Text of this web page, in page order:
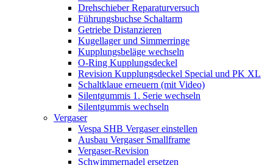
Drehschieber Reparaturversuch
Führungsbuchse Schaltarm
Getriebe Distanzieren
Kugellager und Simmerringe
Kupplungsbeläge wechseln
O-Ring Kupplungsdeckel
Revision Kupplungsdeckel Special und PK XL
Schaltklaue erneuern (mit Video)
Silentgummis 1. Serie wechseln
Silentgummis wechseln
Vergaser
Vespa SHB Vergaser einstellen
Ausbau Vergaser Smallframe
Vergaser-Revision
Schwimmernadel ersetzen